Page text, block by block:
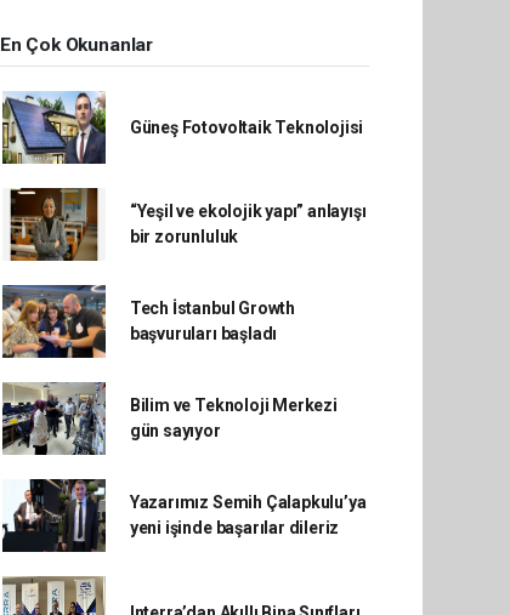
En Çok Okunanlar
Güneş Fotovoltaik Teknolojisi
“Yeşil ve ekolojik yapı” anlayışı
bir zorunluluk
Tech İstanbul Growth
başvuruları başladı
Bilim ve Teknoloji Merkezi
gün sayıyor
Yazarımız Semih Çalapkulu’ya
yeni işinde başarılar dileriz